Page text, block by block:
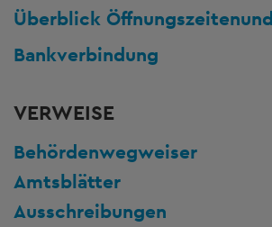
Überblick Öffnungszeiten
Bankverbindung
VERWEISE
Behördenwegweiser
Amtsblätter
Ausschreibungen